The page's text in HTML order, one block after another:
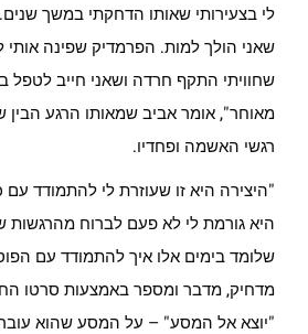
לי בצעירותי שאותו הדחקתי במשך שנים.
שאני הולך למות. הפרמדיק שפינה אותי
שחוויתי התקף חרדה ושאני חייב לטפל
מאוחר", אומר אביב שמאותו הרגע הבין
רגשי האשמה ופחדיו.
"היצירה היא זו שעוזרת לי להתמודד עם
היא גורמת לי לא פעם לברוח מהרגשות
שלומד בימים אלו איך להתמודד עם
מדחיק, מדבר ומספר באמצעות סרטו החדש
"יוצא אל המסע" – על המסע שהוא עובר